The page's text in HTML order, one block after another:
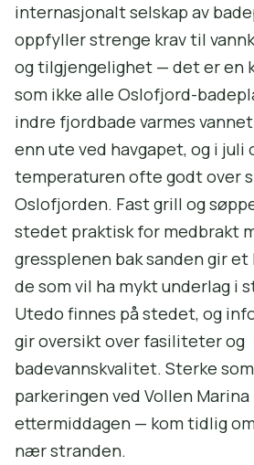
internasjonalt selskap av
oppfyller strenge krav til
og tilgjengelighet — det er en
som ikke alle Oslofjord-
indre fjordbade varmes
enn ute ved havgapet, og i juli
temperaturen ofte godt over
Oslofjorden. Fast grill og
stedet praktisk for medbrakt
gressplenen bak sanden gir
de som vil ha mykt underlag i
Utedo finnes på stedet, og
gir oversikt over fasiliteter og
badevannskvalitet. Sterke
parkeringen ved Vollen
ettermiddagen — kom tidlig
nær stranden.